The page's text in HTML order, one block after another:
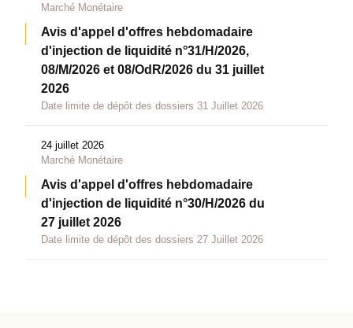
Marché Monétaire
Avis d'appel d'offres hebdomadaire
d'injection de liquidité n°31/H/2026,
08/M/2026 et 08/OdR/2026 du 31 juillet
2026
Date limite de dépôt des dossiers 31 Juillet 2026
24 juillet 2026
Marché Monétaire
Avis d'appel d'offres hebdomadaire
d'injection de liquidité n°30/H/2026 du
27 juillet 2026
Date limite de dépôt des dossiers 27 Juillet 2026